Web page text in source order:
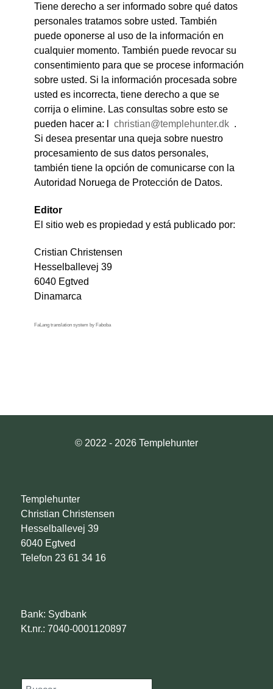
Tiene derecho a ser informado sobre qué datos
personales tratamos sobre usted. También
puede oponerse al uso de la información en
cualquier momento. También puede revocar su
consentimiento para que se procese información
sobre usted. Si la información procesada sobre
usted es incorrecta, tiene derecho a que se
corrija o elimine. Las consultas sobre esto se
pueden hacer a: l christian@templehunter.dk .
Si desea presentar una queja sobre nuestro
procesamiento de sus datos personales,
también tiene la opción de comunicarse con la
Autoridad Noruega de Protección de Datos.
Editor
El sitio web es propiedad y está publicado por:
Cristian Christensen
Hesselballevej 39
6040 Egtved
Dinamarca
FaLang translation system by Faboba
© 2022 - 2026 Templehunter
Templehunter
Christian Christensen
Hesselballevej 39
6040 Egtved
Telefon 23 61 34 16
Bank: Sydbank
Kt.nr.: 7040-0001120897
Søg